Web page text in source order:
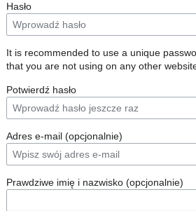
Hasło
It is recommended to use a unique
that you are not using on any other
Potwierdź hasło
Adres e-mail (opcjonalnie)
Prawdziwe imię i nazwisko (opcjonalnie)